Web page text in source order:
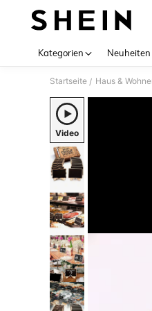
Kategorien Neuheiten
Startseite / Haus &
Video